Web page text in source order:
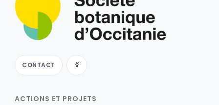
CONTACT
ACTIONS ET PROJETS